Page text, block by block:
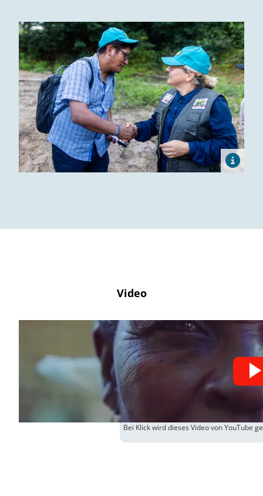
Video
Bei Klick wird dieses Video von YouTube